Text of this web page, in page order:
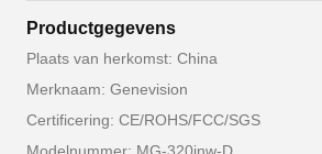
Productgegevens
Plaats van herkomst: China
Merknaam: Genevision
Certificering: CE/ROHS/FCC/SGS